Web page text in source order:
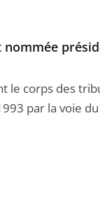
nommée
le corps des
par la voie